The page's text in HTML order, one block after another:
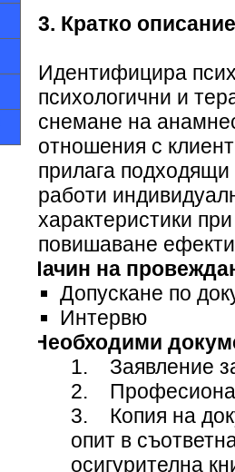
3. Кратко
Идентифицира
психологични и
снемане на
отношения с
прилага подходящи
работи
характеристики
повишаване
Начин на
Допускане по
Интервю
Необходими
1. Заявление
2.
3. Копия на
опит в
осигурителна